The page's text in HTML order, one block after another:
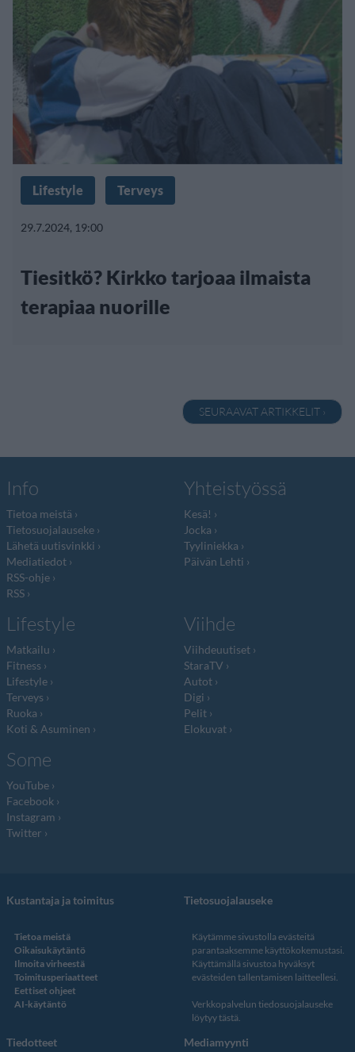
Lifestyle Terveys
29.7.2024, 19:00
Tiesitkö? Kirkko tarjoaa ilmaista
terapiaa nuorille
SEURAAVAT ARTIKKELIT ›
Info
Tietoa meistä
Tietosuojalauseke
Lähetä uutisvinkki
Mediatiedot
RSS-ohje
RSS
Yhteistyössä
Kesä!
Jocka
Tyyliniekka
Päivän Lehti
Lifestyle
Matkailu
Fitness
Lifestyle
Terveys
Ruoka
Koti & Asuminen
Viihde
Viihdeuutiset
StaraTV
Autot
Digi
Pelit
Elokuvat
Some
YouTube
Facebook
Instagram
Twitter
Kustantaja ja toimitus
Tietoa meistä
Oikaisukäytäntö
Ilmoita virheestä
Toimitusperiaatteet
Eettiset ohjeet
AI-käytäntö
Tietosuojalauseke
Käytämme sivustolla evästeitä
parantaaksemme käyttökokemustasi.
Käyttämällä sivustoa hyväksyt
evästeiden tallentamisen laitteellesi.
Verkkopalvelun tiedosuojalauseke
löytyy tästä
Tiedotteet Mediamyynti